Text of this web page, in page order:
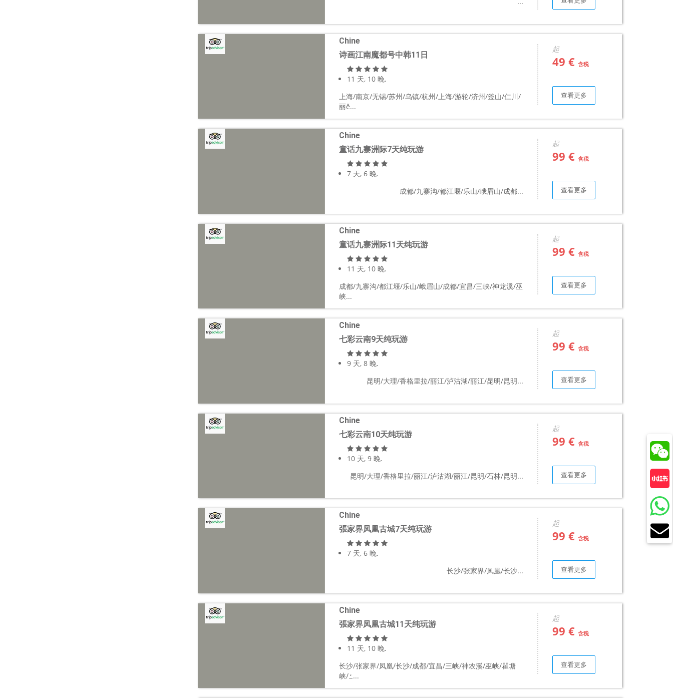
Chine
诗画江南魔都号中韩11日
11 天, 10 晚.
上海/南京/无锡/苏州/乌镇/杭州/上海/游轮/济州/釜山/仁川/
丽ĕ...
起
49 € 含税
查看更多
Chine
童话九寨洲际7天纯玩游
7 天, 6 晚.
成都/九寨沟/都江堰/乐山/峨眉山/成都...
起
99 € 含税
查看更多
Chine
童话九寨洲际11天纯玩游
11 天, 10 晚.
成都/九寨沟/都江堰/乐山/峨眉山/成都/宜昌/三峡/神龙溪/巫
峡...
起
99 € 含税
查看更多
Chine
七彩云南9天纯玩游
9 天, 8 晚.
昆明/大理/香格里拉/丽江/泸沽湖/丽江/昆明/昆明...
起
99 € 含税
查看更多
Chine
七彩云南10天纯玩游
10 天, 9 晚.
昆明/大理/香格里拉/丽江/泸沽湖/丽江/昆明/石林/昆明...
起
99 € 含税
查看更多
Chine
張家界凤凰古城7天纯玩游
7 天, 6 晚.
长沙/张家界/凤凰/长沙...
起
99 € 含税
查看更多
Chine
張家界凤凰古城11天纯玩游
11 天, 10 晚.
长沙/张家界/凤凰/长沙/成都/宜昌/三峡/神农溪/巫峡/瞿塘
峡/ߑ...
起
99 € 含税
查看更多